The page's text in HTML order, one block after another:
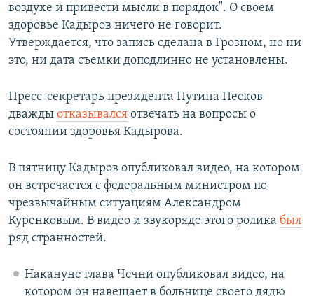
воздухе и привести мысли в порядок". О своем
здоровье Кадыров ничего не говорит.
Утверждается, что запись сделана в Грозном, но ни
это, ни дата съемки доподлинно не установлены.
Пресс-секретарь президента Путина Песков
дважды отказывался отвечать на вопросы о
состоянии здоровья Кадырова.
В пятницу Кадыров опубликовал видео, на котором
он встречается с федеральным министром по
чрезвычайным ситуациям Александром
Куренковым. В видео и звукоряде этого ролика был
ряд странностей.
Накануне глава Чечни опубликовал видео, на
котором он навещает в больнице своего дядю